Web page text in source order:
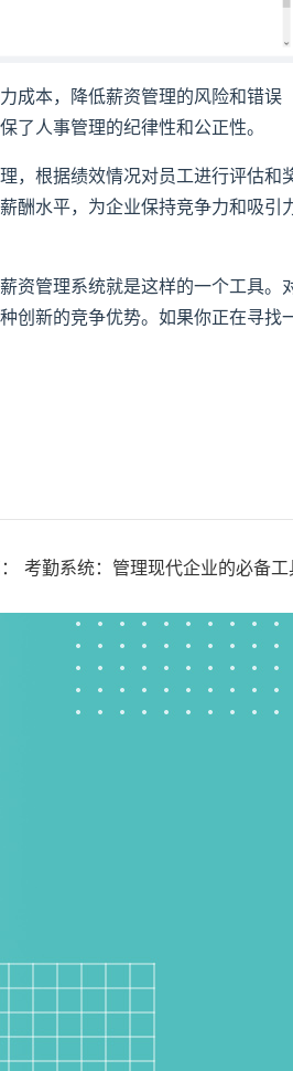
本，降低薪资管理的风险和错误
了人事管理的纪律性和公正性。
根据绩效情况对员工进行评估和
酬水平，为企业保持竞争力和吸引
管理系统就是这样的一个工具。
创新的竞争优势。如果你正在寻找
考勤系统：管理现代企业的必备工